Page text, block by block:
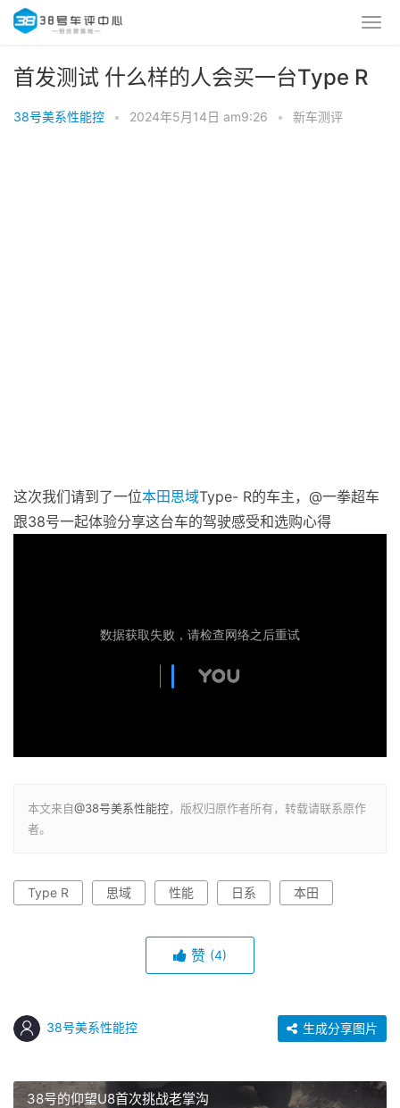
首发测试 什么样的人会买一台Type R
38号美系性能控 • 2024年5月14日 am9:26 • 新车测评
这次我们请到了一位本田思域Type- R的车主，@一拳超车
跟38号一起体验分享这台车的驾驶感受和选购心得
本文来自@38号美系性能控，版权归原作者所有，转载请联系原作
者。
Type R 思域 性能 日系 本田
赞 (4)
38号美系性能控 生成分享图片
38号的仰望U8首次挑战老掌沟